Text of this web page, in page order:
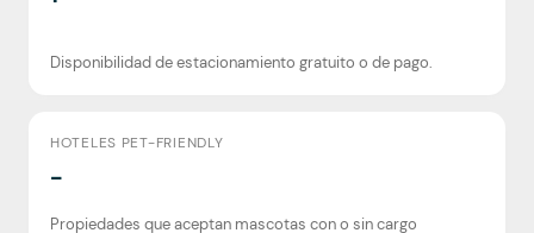
Disponibilidad de estacionamiento gratuito o de pago.
HOTELES PET-FRIENDLY
-
Propiedades que aceptan mascotas con o sin cargo